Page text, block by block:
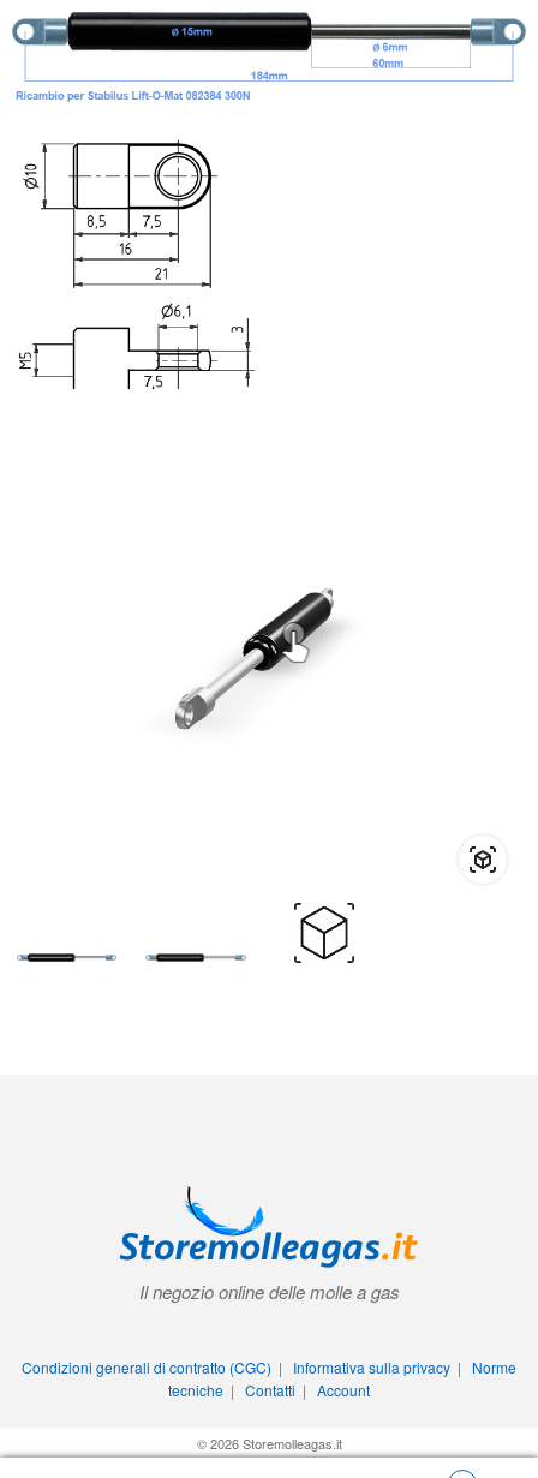
Il negozio online delle molle a gas
Condizioni generali di contratto (CGC) | Informativa sulla privacy | Norme
tecniche | Contatti | Account
© 2026 Storemolleagas.it